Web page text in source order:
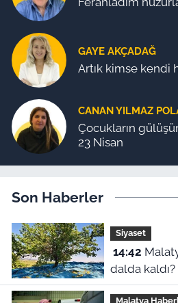
GAYE AKÇADAĞ
Artık kimse kendi
CANAN YILMAZ
Çocukların
23 Nisan
Son Haberler
Siyaset
14:42
dalda kaldı?
bu yıl 230
Malatya